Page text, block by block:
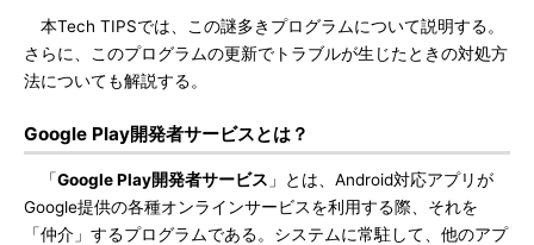
本Tech TIPSでは、この謎多きプログラムについて説明する。
さらに、このプログラムの更新でトラブルが生じたときの対処方
法についても解説する。
Google Play開発者サービスとは？
「Google Play開発者サービス 」とは、Android対応アプリが
Google提供の各種オンラインサービスを利用する際、それを
「仲介」するプログラムである。システムに常駐して、他のアプ